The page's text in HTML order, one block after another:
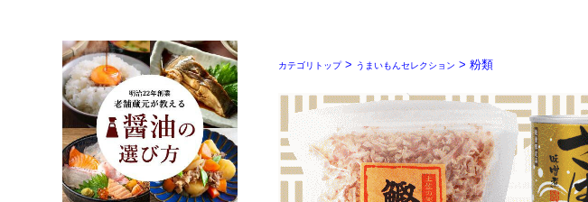
カテゴリトップ> うまいもんセレクション > 粉類